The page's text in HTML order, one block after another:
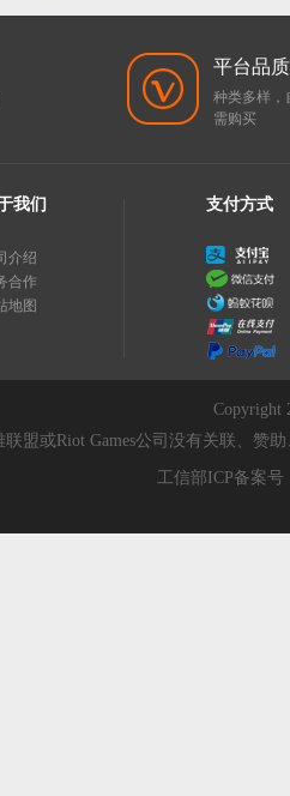
平台品质
种类多样，
需购买
我们
介绍
合作
地图
支付方式
Copyright
联盟或Riot Games公司没有关联、赞
工信部ICP备案号